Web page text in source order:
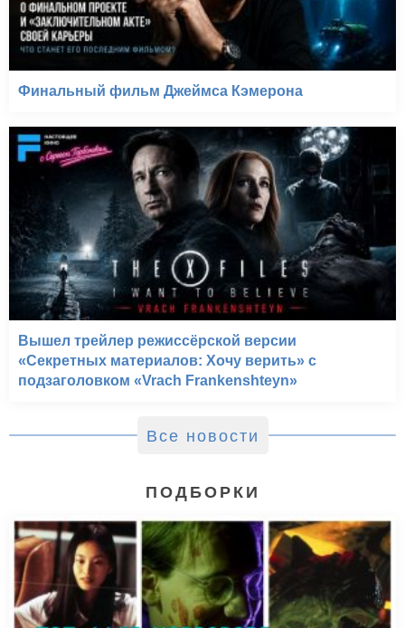
Финальный фильм Джеймса Кэмерона
Вышел трейлер режиссёрской версии
«Секретных материалов: Хочу верить» с
подзаголовком «Vrach Frankenshteyn»
Все новости
ПОДБОРКИ